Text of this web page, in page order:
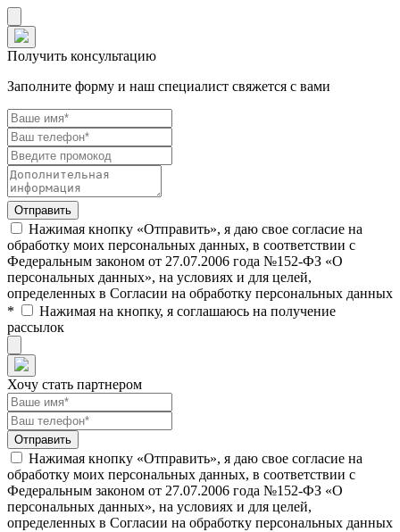
Получить консультацию
Заполните форму и наш специалист свяжется с вами
Нажимая кнопку «Отправить», я даю свое согласие на
обработку моих персональных данных, в соответствии с
Федеральным законом от 27.07.2006 года №152-ФЗ «О
персональных данных», на условиях и для целей,
определенных в Согласии на обработку персональных данных
*
Нажимая на кнопку, я соглашаюсь на получение
рассылок
Хочу стать партнером
Нажимая кнопку «Отправить», я даю свое согласие на
обработку моих персональных данных, в соответствии с
Федеральным законом от 27.07.2006 года №152-ФЗ «О
персональных данных», на условиях и для целей,
определенных в Согласии на обработку персональных данных